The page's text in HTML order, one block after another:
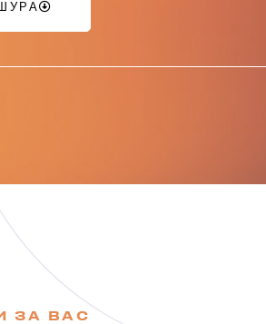
ЗА ВАС